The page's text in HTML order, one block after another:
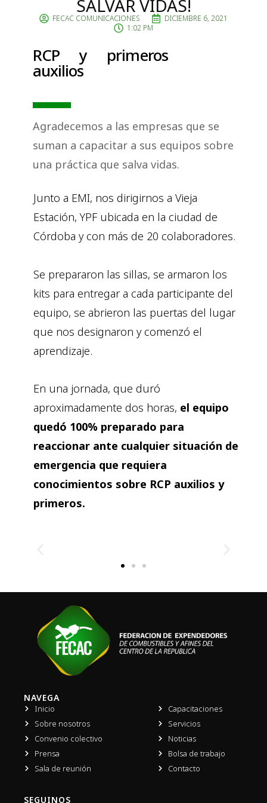
SALVAR VIDAS!
FECAC COMUNICACIONES
DICIEMBRE 6, 2021
1:02 PM
RCP y primeros
auxilios
Agradecemos a las empresas que se
suman a capacitar a sus equipos sobre
una práctica que salva vidas.
Junto a EMI, nos dirigirnos a Vieja
Estación, YPF ubicada en la ciudad de
Córdoba y con más de 20 colaboradores.
Se prepararon las sillas, se armaron los
kits para entregar a cada participante del
equipo, se abrieron las puertas del lugar
que nos designaron y comenzó el
aprendizaje.
En una jornada, que duró
aproximadamente dos horas, el equipo
quedó 100% preparado para
reaccionar ante cualquier situación de
emergencia que requiera
conocimientos sobre RCP auxilios y
primeros.
NAVEGA
Inicio
Sobre nosotros
Convenio colectivo
Prensa
Sala de reunión
Capacitaciones
Servicios
Noticias
Bolsa de trabajo
Contacto
SEGUINOS